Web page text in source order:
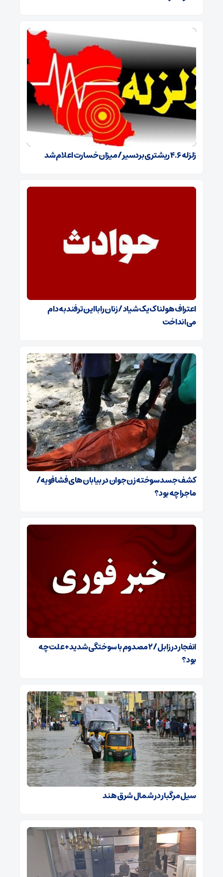
زلزله ۴.۶ ریشتری بردسیر / میزان خسارت اعلام شد
اعتراف هولناک یک شیاد / زنان را با این ترفند به دام
می‌انداخت
کشف جسد سوخته زن جوان در بیابان‌های فشافویه/
ماجرا چه بود؟
انفجار در زابل / ۲ مصدوم با سوختگی شدید + علت چه
بود؟
سیل مرگبار در شمال شرق هند